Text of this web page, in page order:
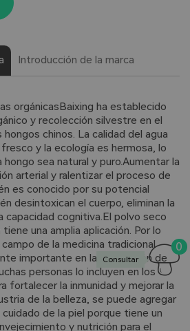
Introducción de la marca
orgánicasBaixing ha establecido
y recolección silvestre en el
chinos. La calidad del agua
y la ecología es hermosa, lo
sea natural y puro.Aumentar la
arterial y ralentizar el proceso de
es conocido por su potencial
desintoxican el cuerpo, eliminan la
capacidad cognitiva.El polvo seco
una amplia aplicación. Por lo
de la medicina tradicional
importante en la producción de
personas lo incluyen en los
fortalecer la inmunidad y mejorar la
de la belleza, se puede agregar
de la piel porque tiene un
y nutrición para el
Consultar
0